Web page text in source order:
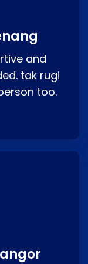
and
tak rugi
too.